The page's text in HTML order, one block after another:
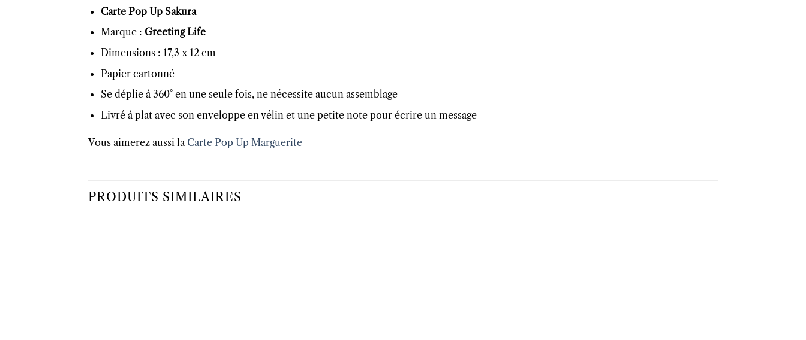
Carte Pop Up Sakura
Marque : Greeting Life
Dimensions : 17,3 x 12 cm
Papier cartonné
Se déplie à 360° en une seule fois, ne nécessite aucun assemblage
Livré à plat avec son enveloppe en vélin et une petite note pour écrire un message
Vous aimerez aussi la Carte Pop Up Marguerite
PRODUITS SIMILAIRES